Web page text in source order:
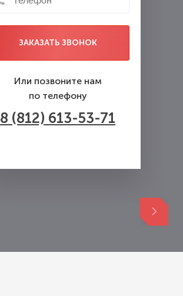
ЗАКАЗАТЬ ЗВОНОК
Или позвоните нам
по телефону
8 (812) 613-53-71